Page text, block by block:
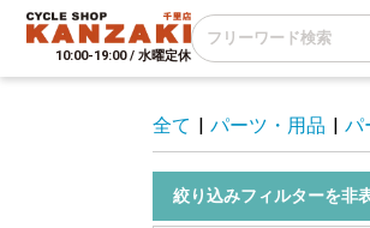
10:00-19:00 / 水曜定休
全て | パーツ・用品 | パ
絞り込みフィルターを非